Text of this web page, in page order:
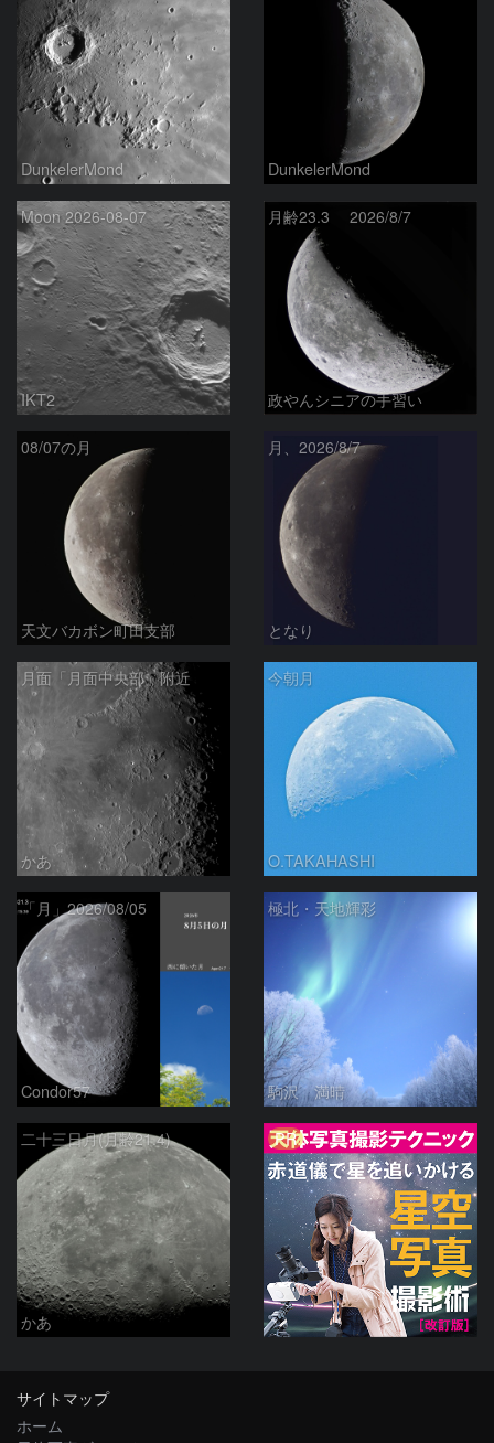
DunkelerMond DunkelerMond
Moon 2026-08-07
IKT2
月齢23.3 2026/8/7
政やんシニアの手習い
08/07の月
天文バカボン町田支部
月、2026/8/7
となり
月面「月面中央部」附近
かあ
今朝月
O.TAKAHASHI
「月」2026/08/05
Condor57
極北・天地輝彩
駒沢 満晴
二十三日月(月齢21.4)
かあ
PR
サイトマップ
ホーム